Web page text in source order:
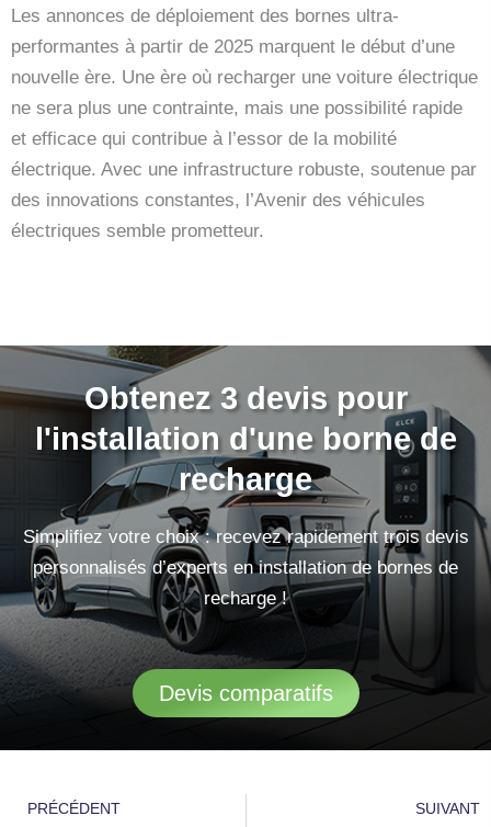
Les annonces de déploiement des bornes ultra-
performantes à partir de 2025 marquent le début d’une
nouvelle ère. Une ère où recharger une voiture électrique
ne sera plus une contrainte, mais une possibilité rapide
et efficace qui contribue à l’essor de la mobilité
électrique. Avec une infrastructure robuste, soutenue par
des innovations constantes, l’Avenir des véhicules
électriques semble prometteur.
Obtenez 3 devis pour
l'installation d'une borne de
recharge
Simplifiez votre choix : recevez rapidement trois devis
personnalisés d’experts en installation de bornes de
recharge !
Devis comparatifs
Précédent
PRÉCÉDENT SUIVANT